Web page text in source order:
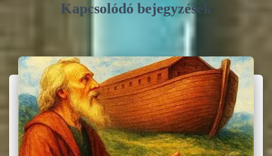
Kapcsolódó bejegyzések